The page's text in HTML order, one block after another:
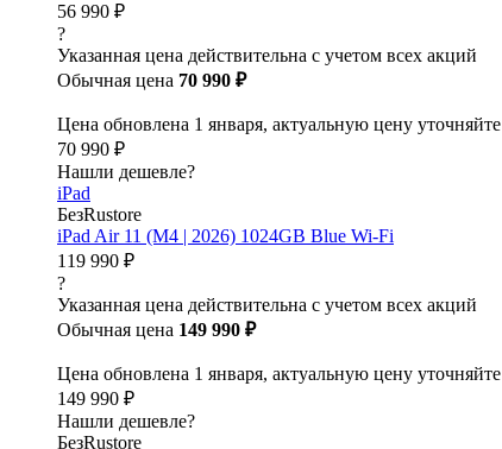
56 990 ₽
?
Указанная цена действительна с учетом всех акций
Обычная цена 70 990 ₽
Цена обновлена 1 января, актуальную цену уточняйте
70 990 ₽
Нашли дешевле?
iPad
БезRustore
iPad Air 11 (M4 | 2026) 1024GB Blue Wi-Fi
119 990 ₽
?
Указанная цена действительна с учетом всех акций
Обычная цена 149 990 ₽
Цена обновлена 1 января, актуальную цену уточняйте
149 990 ₽
Нашли дешевле?
БезRustore